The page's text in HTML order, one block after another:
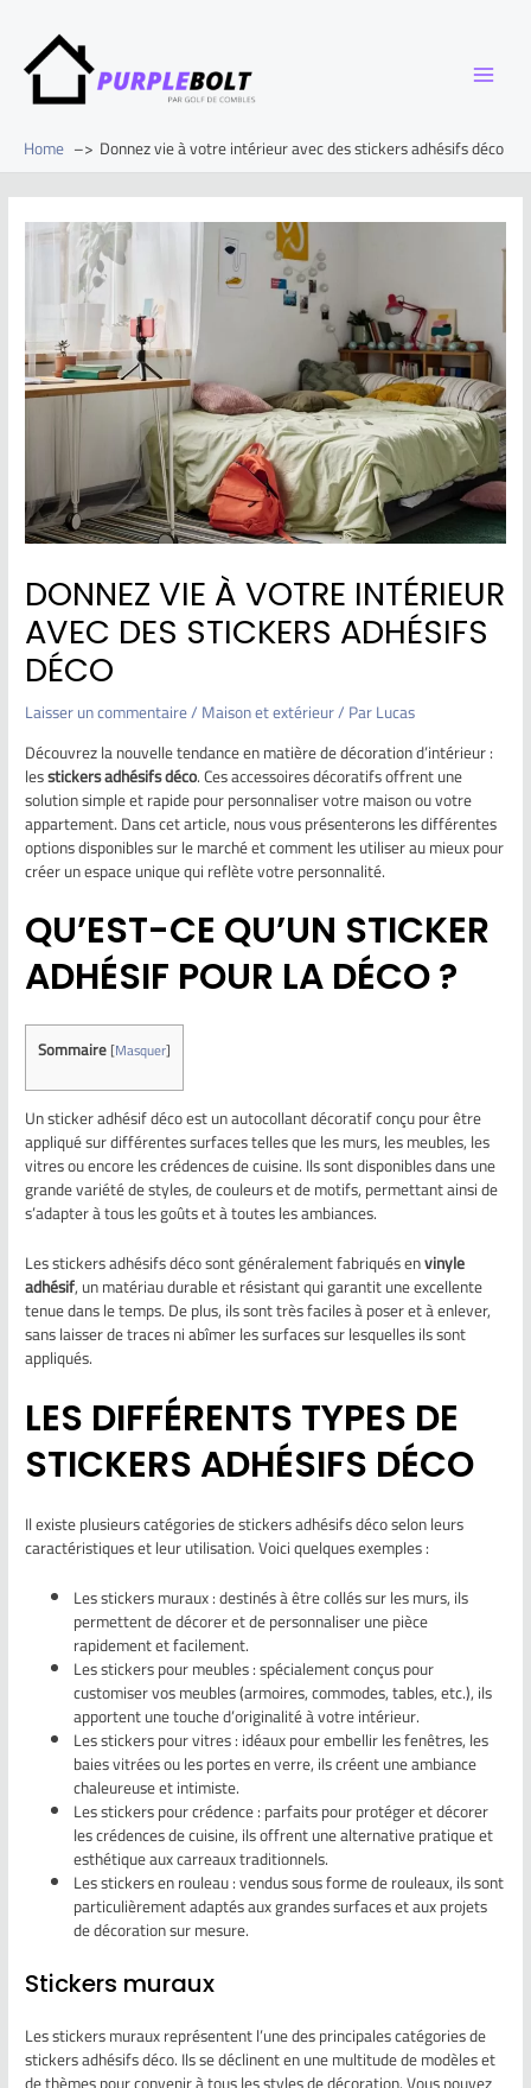
Home Donnez vie à votre intérieur avec des stickers adhésifs déco
DONNEZ VIE À VOTRE INTÉRIEUR
AVEC DES STICKERS ADHÉSIFS
DÉCO
Laisser un commentaire/Maison et extérieur/ ParLucas
Découvrez la nouvelle tendance en matière de décoration d’intérieur :
lesstickers adhésifs déco. Ces accessoires décoratifs offrent une
solution simple et rapide pour personnaliser votre maison ou votre
appartement. Dans cet article, nous vous présenterons les différentes
options disponibles sur le marché et comment les utiliser au mieux pour
créer un espace unique qui reflète votre personnalité.
QU’EST-CE QU’UN STICKER
ADHÉSIF POUR LA DÉCO ?
Sommaire[Masquer]
Un sticker adhésif déco est un autocollant décoratif conçu pour être
appliqué sur différentes surfaces telles que les murs, les meubles, les
vitres ou encore les crédences de cuisine. Ils sont disponibles dans une
grande variété de styles, de couleurs et de motifs, permettant ainsi de
s’adapter à tous les goûts et à toutes les ambiances.
Les stickers adhésifs déco sont généralement fabriqués envinyle
adhésif, un matériau durable et résistant qui garantit une excellente
tenue dans le temps. De plus, ils sont très faciles à poser et à enlever,
sans laisser de traces ni abîmer les surfaces sur lesquelles ils sont
appliqués.
LES DIFFÉRENTS TYPES DE
STICKERS ADHÉSIFS DÉCO
Il existe plusieurs catégories de stickers adhésifs déco selon leurs
caractéristiques et leur utilisation. Voici quelques exemples :
Les stickers muraux : destinés à être collés sur les murs, ils
permettent de décorer et de personnaliser une pièce
rapidement et facilement.
Les stickers pour meubles : spécialement conçus pour
customiser vos meubles (armoires, commodes, tables, etc.), ils
apportent une touche d’originalité à votre intérieur.
Les stickers pour vitres : idéaux pour embellir les fenêtres, les
baies vitrées ou les portes en verre, ils créent une ambiance
chaleureuse et intimiste.
Les stickers pour crédence : parfaits pour protéger et décorer
les crédences de cuisine, ils offrent une alternative pratique et
esthétique aux carreaux traditionnels.
Les stickers en rouleau : vendus sous forme de rouleaux, ils sont
particulièrement adaptés aux grandes surfaces et aux projets
de décoration sur mesure.
Stickers muraux
Les stickers muraux représentent l’une des principales catégories de
stickers adhésifs déco. Ils se déclinent en une multitude de modèles et